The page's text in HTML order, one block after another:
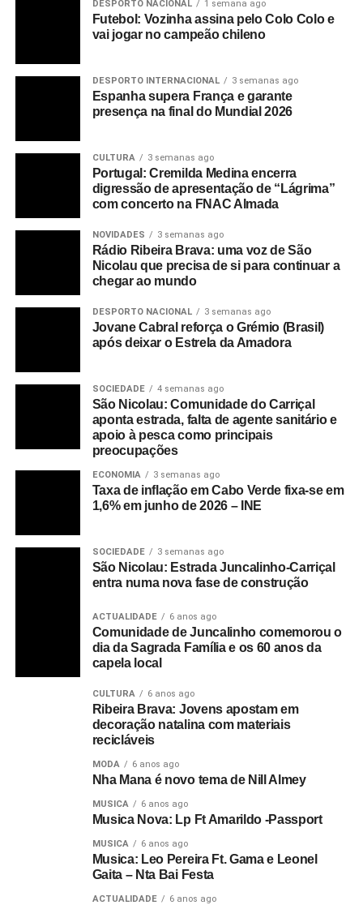
DESPORTO NACIONAL 1 semana ago
Futebol: Vozinha assina pelo Colo Colo e
vai jogar no campeão chileno
DESPORTO INTERNACIONAL 3 semanas ago
Espanha supera França e garante
presença na final do Mundial 2026
CULTURA 3 semanas ago
Portugal: Cremilda Medina encerra
digressão de apresentação de “Lágrima”
com concerto na FNAC Almada
NOVIDADES 3 semanas ago
Rádio Ribeira Brava: uma voz de São
Nicolau que precisa de si para continuar a
chegar ao mundo
DESPORTO NACIONAL 3 semanas ago
Jovane Cabral reforça o Grémio (Brasil)
após deixar o Estrela da Amadora
SOCIEDADE 4 semanas ago
São Nicolau: Comunidade do Carriçal
aponta estrada, falta de agente sanitário e
apoio à pesca como principais
preocupações
ECONOMIA 3 semanas ago
Taxa de inflação em Cabo Verde fixa-se em
1,6% em junho de 2026 – INE
SOCIEDADE 3 semanas ago
São Nicolau: Estrada Juncalinho-Carriçal
entra numa nova fase de construção
ACTUALIDADE 6 anos ago
Comunidade de Juncalinho comemorou o
dia da Sagrada Família e os 60 anos da
capela local
CULTURA 6 anos ago
Ribeira Brava: Jovens apostam em
decoração natalina com materiais
recicláveis
MODA 6 anos ago
Nha Mana é novo tema de Nill Almey
MUSICA 6 anos ago
Musica Nova: Lp Ft Amarildo -Passport
MUSICA 6 anos ago
Musica: Leo Pereira Ft. Gama e Leonel
Gaita – Nta Bai Festa
ACTUALIDADE 6 anos ago